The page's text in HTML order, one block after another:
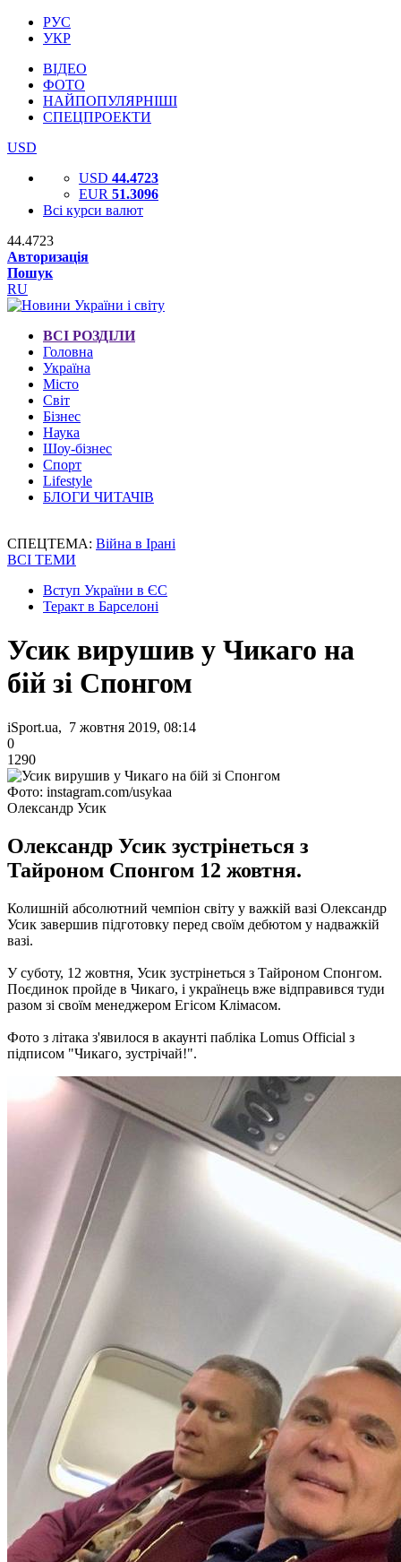
РУС
УКР
ВІДЕО
ФОТО
НАЙПОПУЛЯРНІШІ
СПЕЦПРОЕКТИ
USD
USD 44.4723
EUR 51.3096
Всі курси валют
44.4723
Авторизація
Пошук
RU
ВСІ РОЗДІЛИ
Головна
Україна
Місто
Світ
Бізнес
Наука
Шоу-бізнес
Спорт
Lifestyle
БЛОГИ ЧИТАЧІВ
СПЕЦТЕМА: Війна в Ірані
ВСІ ТЕМИ
Вступ України в ЄС
Теракт в Барселоні
Усик вирушив у Чикаго на
бій зі Спонгом
iSport.ua, 7 жовтня 2019, 08:14
0
1290
Фото: instagram.com/usykaa
Олександр Усик
Олександр Усик зустрінеться з
Тайроном Спонгом 12 жовтня.
Колишній абсолютний чемпіон світу у важкій вазі Олександр
Усик завершив підготовку перед своїм дебютом у надважкій
вазі.
У суботу, 12 жовтня, Усик зустрінеться з Тайроном Спонгом.
Поєдинок пройде в Чикаго, і українець вже відправився туди
разом зі своїм менеджером Егісом Клімасом.
Фото з літака з'явилося в акаунті пабліка Lomus Official з
підписом "Чикаго, зустрічай!".